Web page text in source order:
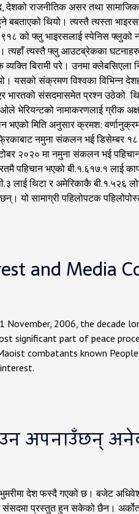
राजनीतिक असर तथा
थियो। त्यस्तै त्यस्ता
को फ्लु भाइरसलाई स्पेनिस फ्लुको
त्यहाँ त्यस्तै फ्लु आउटब्रेकका
बिरामी परे। उनमा
यसको संक्रमण विश्वका विभिन्न
भारतको संसदमासमेत प्रश्न
भेरियन्टको नामाकरणलाई ग्रीक
भएको मिति अनुसार क्रमश:
नमुना संकलन भई डिसेम्बर १८
२०२० मा नमुना संकलन भई
पहिचान भएको बी.१.६१७.१ लाई
लाई थिटा र अमेरिकाकै बी.१.५२६
यो सामाग्री पहिलोपटक
and Media
2006, the decade
significant part of peace
combatants known
अपनाउँछन्
देश फस्दै गएको छ। बजेट
प्रस्तुत हुन सकेको छैन।